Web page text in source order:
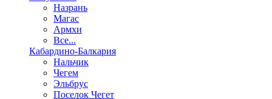
Назрань
Магас
Армхи
Все...
Кабардино-Балкария
Нальчик
Чегем
Эльбрус
Поселок Чегет